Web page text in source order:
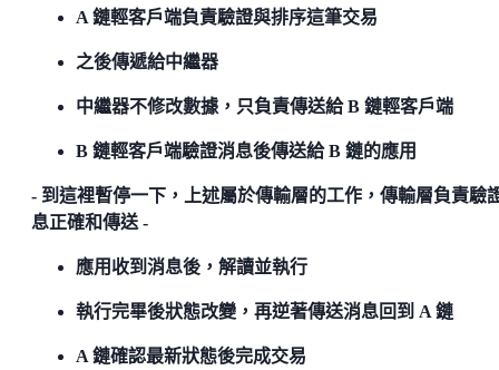
A 鏈輕客戶端負責驗證與排序這筆交易
之後傳遞給中繼器
中繼器不修改數據，只負責傳送給 B 鏈輕客戶端
B 鏈輕客戶端驗證消息後傳送給 B 鏈的應用
- 到這裡暫停一下，上述屬於傳輸層的工作，傳輸層負責驗
息正確和傳送 -
應用收到消息後，解讀並執行
執行完畢後狀態改變，再逆著傳送消息回到 A 鏈
A 鏈確認最新狀態後完成交易